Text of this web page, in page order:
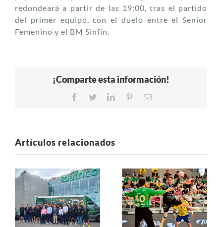
redondeará a partir de las 19:00, tras el partido
del primer equipo, con el duelo entre el Senior
Femenino y el BM Sinfín.
¡Comparte esta información!
Facebook
TwitterLinkedInPinterestCorreo
Artículos relacionados